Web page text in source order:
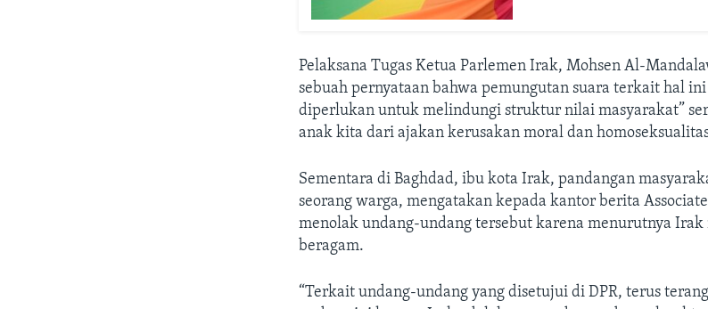
Pelaksana Tugas Ketua Parlemen Irak, Mohsen Al-
sebuah pernyataan bahwa pemungutan suara terkait hal
diperlukan untuk melindungi struktur nilai masyarakat”
anak kita dari ajakan kerusakan moral dan
Sementara di Baghdad, ibu kota Irak, pandangan
seorang warga, mengatakan kepada kantor berita
menolak undang-undang tersebut karena menurutnya
beragam.
“Terkait undang-undang yang disetujui di DPR, terus